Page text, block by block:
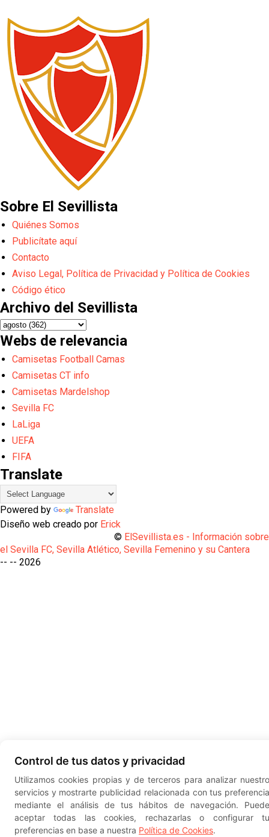
Sobre El Sevillista
Quiénes Somos
Publicítate aquí
Contacto
Aviso Legal, Política de Privacidad y Política de Cookies
Código ético
Archivo del Sevillista
Webs de relevancia
Camisetas Football Camas
Camisetas CT info
Camisetas Mardelshop
Sevilla FC
LaLiga
UEFA
FIFA
Translate
Powered by
Translate
Diseño web creado por Erick
© ElSevillista.es - Información sobre
el Sevilla FC, Sevilla Atlético, Sevilla Femenino y su Cantera
-- --
Control de tus datos y privacidad
Utilizamos cookies propias y de terceros para analizar
servicios y mostrarte publicidad relacionada con tus
mediante el análisis de tus hábitos de navegación.
aceptar todas las cookies, rechazarlas o configurar
preferencias en base a nuestra Política de Cookies.
2026